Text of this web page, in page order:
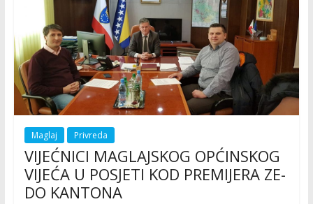
Maglaj Privreda
VIJEĆNICI MAGLAJSKOG OPĆINSKOG
VIJEĆA U POSJETI KOD PREMIJERA ZE-
DO KANTONA